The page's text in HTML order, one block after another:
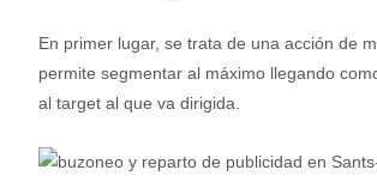
En primer lugar, se trata de una acción de
permite segmentar al máximo llegando
al target al que va dirigida.